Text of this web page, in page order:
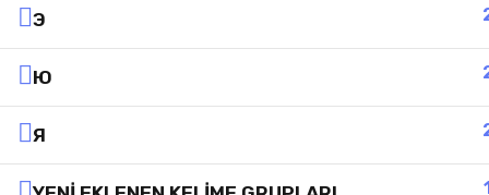
Э
Ю
Я